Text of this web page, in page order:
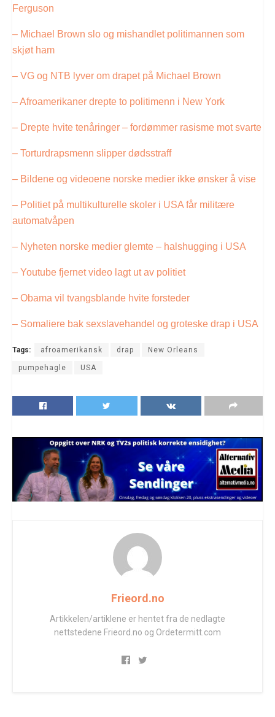
Ferguson
– Michael Brown slo og mishandlet politimannen som
skjøt ham
– VG og NTB lyver om drapet på Michael Brown
– Afroamerikaner drepte to politimenn i New York
– Drepte hvite tenåringer – fordømmer rasisme mot svarte
– Torturdrapsmenn slipper dødsstraff
– Bildene og videoene norske medier ikke ønsker å vise
– Politiet på multikulturelle skoler i USA får militære
automatvåpen
– Nyheten norske medier glemte – halshugging i USA
– Youtube fjernet video lagt ut av politiet
– Obama vil tvangsblande hvite forsteder
– Somaliere bak sexslavehandel og groteske drap i USA
Tags: afroamerikansk drap New Orleans
pumpehagle USA
Frieord.no
Artikkelen/artiklene er hentet fra de nedlagte
nettstedene Frieord.no og Ordetermitt.com